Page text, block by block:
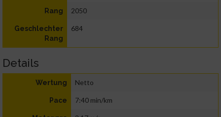
Rang 2050
Geschlechter
Rang
684
Details
Wertung Netto
Pace 7:40 min/km